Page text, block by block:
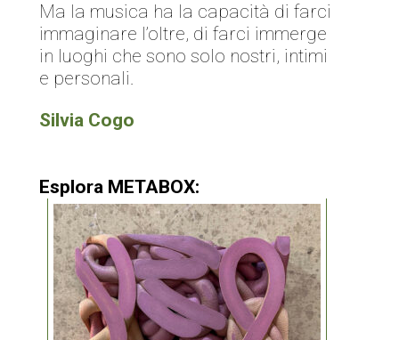
Ma la musica ha la capacità di farci
immaginare l’oltre, di farci immerge
in luoghi che sono solo nostri, intimi
e personali.
Silvia Cogo
Esplora METABOX: